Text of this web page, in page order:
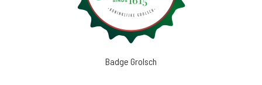
Badge Grolsch